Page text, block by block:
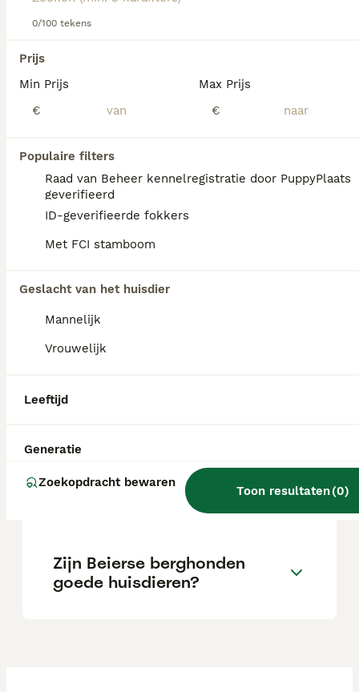
0/100 tekens
Prijs
Min Prijs
€
Max Prijs
€
Populaire filters
Raad van Beheer kennelregistratie door PuppyPlaats
geverifieerd
ID-geverifieerde fokkers
Met FCI stamboom
Geslacht van het huisdier
Mannelijk
Vrouwelijk
Leeftijd
Generatie
Zoekopdracht bewaren
Toon resultaten(0)
Beierse Bergzweethond adviespagina
informatie over dit hondenras.
We hebben 0 Beierse Bergzweethond Pups te
Als je toekomstige resultaten wil zien voor deze
exacte zoekopdracht, sla dan je zoekopdracht op en
FAQ's
zeldzaam?
De Beierse berghond is een zeldzaam ras
dat niet makkelijk te vinden is.
Wat is het karakter van een
Wat kost een Beierse
Bergzweethond?
Zijn Beierse berghonden
goede huisdieren?